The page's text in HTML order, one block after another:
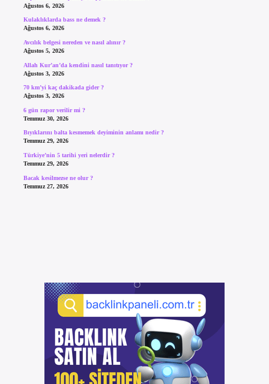
Ağustos 6, 2026
Kulaklıklarda bass ne demek ?
Ağustos 6, 2026
Avcılık belgesi nereden ve nasıl alınır ?
Ağustos 5, 2026
Allah Kur’an’da kendini nasıl tanıtıyor ?
Ağustos 3, 2026
70 km’yi kaç dakikada gider ?
Ağustos 3, 2026
6 gün rapor verilir mi ?
Temmuz 30, 2026
Bıyıklarını balta kesmemek deyiminin anlamı nedir ?
Temmuz 29, 2026
Türkiye’nin 5 tarihi yeri nelerdir ?
Temmuz 29, 2026
Bacak kesilmezse ne olur ?
Temmuz 27, 2026